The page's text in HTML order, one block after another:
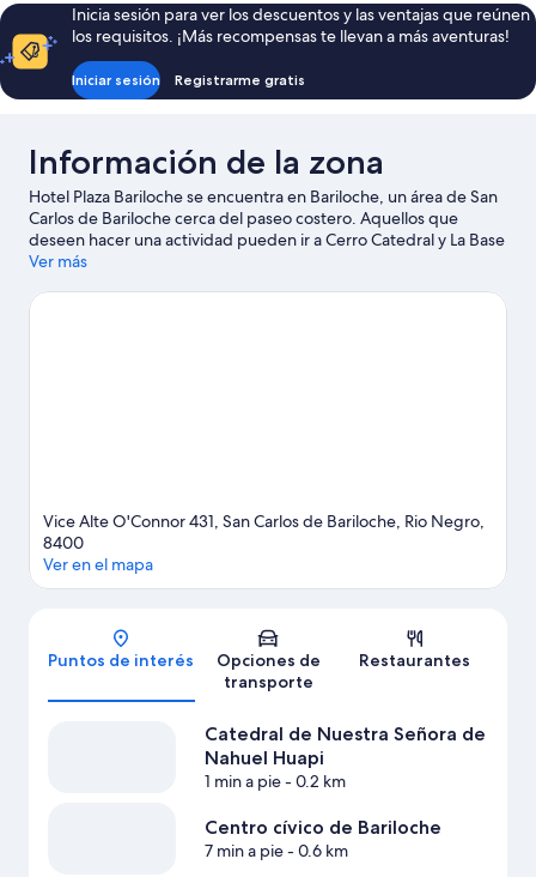
Inicia sesión para ver los descuentos y las ventajas que reúnen
los requisitos. ¡Más recompensas te llevan a más aventuras!
Iniciar sesión Registrarme gratis
Información de la zona
Hotel Plaza Bariloche se encuentra en Bariloche, un área de San
Carlos de Bariloche cerca del paseo costero. Aquellos que
deseen hacer una actividad pueden ir a Cerro Catedral y La Base
Escuela de Ski & Snowboard, mientras que quienes deseen
histórico de vapor y Laberinto Cerro Otto. También vale la pena
Ver más
Vice Alte O'Connor 431, San Carlos de Bariloche, Rio Negro,
8400
Ver en el mapa
Puntos de interés
Opciones de
transporte
Restaurantes
Catedral de Nuestra Señora de
Nahuel Huapi
1 min a pie- 0.2 km
Centro cívico de Bariloche
7 min a pie- 0.6 km